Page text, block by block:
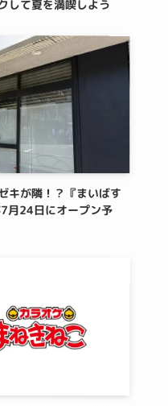
して夏を満喫しよう
キが隣！？『まいばす
月24日にオープン予